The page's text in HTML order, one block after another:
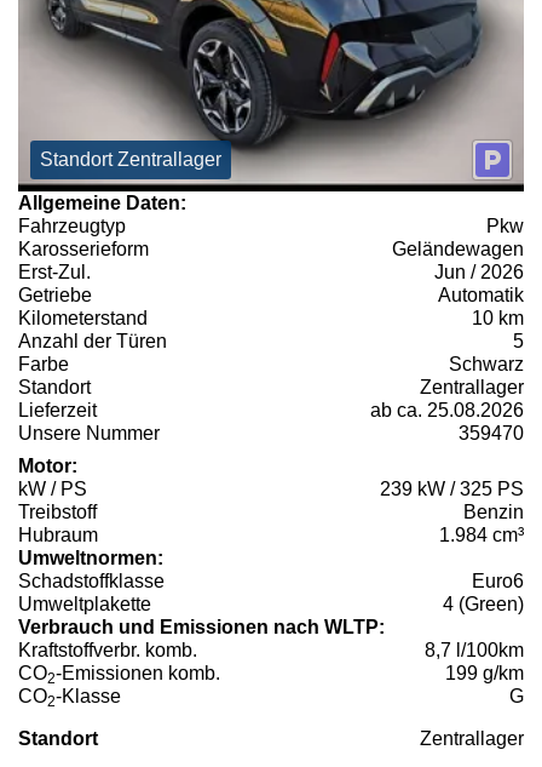
Standort Zentrallager
Allgemeine Daten:
Fahrzeugtyp
Pkw
Karosserieform
Geländewagen
Erst-Zul.
Jun / 2026
Getriebe
Automatik
Kilometerstand
10 km
Anzahl der Türen
5
Farbe
Schwarz
Standort
Zentrallager
Lieferzeit
ab ca. 25.08.2026
Unsere Nummer
359470
Motor:
kW / PS
239 kW / 325 PS
Treibstoff
Benzin
Hubraum
1.984 cm³
Umweltnormen:
Schadstoffklasse
Euro6
Umweltplakette
4 (Green)
Verbrauch und Emissionen nach WLTP:
Kraftstoffverbr. komb.
8,7 l/100km
CO2-Emissionen komb.
199 g/km
CO2-Klasse G
Standort Zentrallager